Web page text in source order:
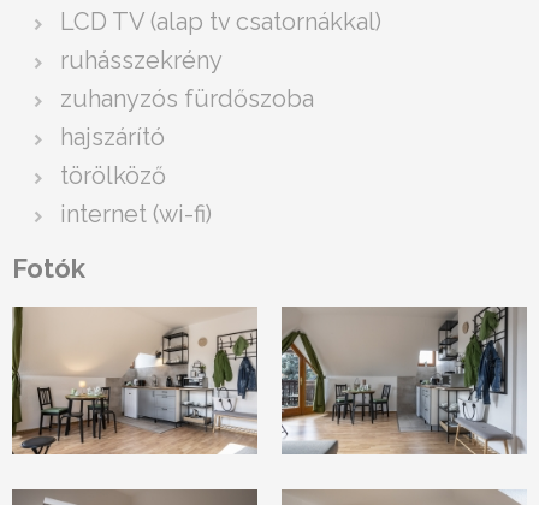
LCD TV (alap tv csatornákkal)
ruhásszekrény
zuhanyzós fürdőszoba
hajszárító
törölköző
internet (wi-fi)
Fotók